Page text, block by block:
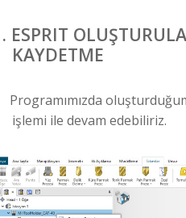
ESPRIT
KAYDETME
Programımızda
işlemi ile devam edebiliriz.